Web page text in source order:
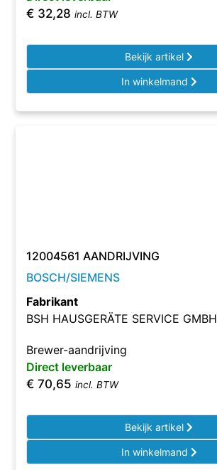
€ 32,28 incl. BTW
Bekijk artikel
In winkelmand
12004561 AANDRIJVING
BOSCH/SIEMENS
Fabrikant
BSH HAUSGERÄTE SERVICE GMBH
Brewer-aandrijving
Direct leverbaar
€ 70,65 incl. BTW
Bekijk artikel
In winkelmand